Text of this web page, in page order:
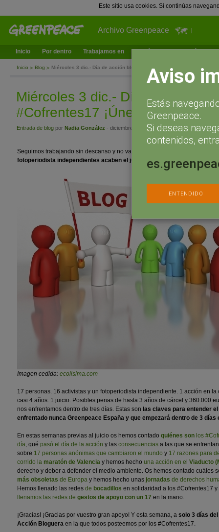
Este sitio usa cookies. Si continúas
Archivo Greenpeace
Inicio Por dentro Trabajamos en ¿Qué puedes hacer tú?
Inicio Blog Miércoles 3 dic.- Día de acción bloguera por los #Cofrentes17 ¡Únete!
Miércoles 3 dic.- Día de acción
#Cofrentes17 ¡Únete!
Entrada de blog por Nadia González - diciembre 1, 2014 a las 9:23
Seguimos trabajando sin descanso y no vamos a dejar de hacerlo hasta
fotoperiodista independientes acaben el juicio por la accion en la
Imagen cedida: ecolisima.com
17 personas. 16 activistas y un fotoperiodista independiente. 1 acción en
casi 4 años. 1 juicio. Posibles penas de hasta 3 años de cárcel y 360.000
nos enfrentamos dentro de tres días. Estas son las claves para entender
enfrentado nunca Greenpeace España y que empezará dentro de 3 días
En estas semanas previas al juicio os hemos contado quiénes son los
día, qué pasó el día de la acción y las consecuencias a las que se
sobre 17 personas anónimas que cambiaron el mundo y 17 razones para
corrido la maratón de Valencia y hemos hecho una acción en el Viaducto
derecho y deber a defender el medio ambiente. Os hemos contado cuáles
más obsoletas de Europa y hemos hecho unas jornadas de derechos
Hemos llenado las redes de bocadillos en solidaridad a los #Cofrentes17
llenamos las redes de gestos de apoyo con un 17 en la mano.
¡Gracias! ¡Gracias por vuestro gran apoyo! Y esta semana, a solo 3 días
Acción Bloguera en la que todos posteemos por los #Cofrentes17.
Aviso
Estás
Greenpeace.
Si deseas
contenidos,
ENTENDIDO